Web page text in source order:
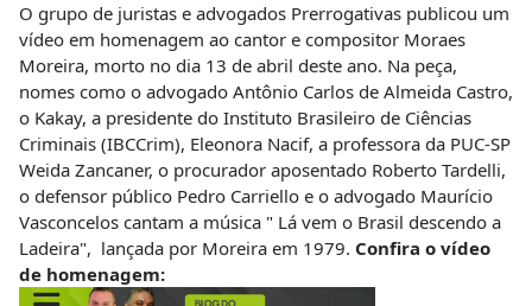
O grupo de juristas e advogados Prerrogativas publicou um
vídeo em homenagem ao cantor e compositor Moraes
Moreira, morto no dia 13 de abril deste ano. Na peça,
nomes como o advogado Antônio Carlos de Almeida Castro,
o Kakay, a presidente do Instituto Brasileiro de Ciências
Criminais (IBCCrim), Eleonora Nacif, a professora da PUC-SP
Weida Zancaner, o procurador aposentado Roberto Tardelli,
o defensor público Pedro Carriello e o advogado Maurício
Vasconcelos cantam a música " Lá vem o Brasil descendo a
Ladeira", lançada por Moreira em 1979. Confira o vídeo
de homenagem: